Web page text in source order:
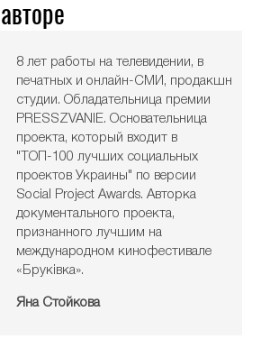
8 лет работы на телевидении, в
печатных и онлайн-СМИ, продакшн
студии. Обладательница премии
PRESSZVANIE. Основательница
проекта, который входит в
"ТОП-100 лучших социальных
проектов Украины" по версии
Social Project Awards. Авторка
документального проекта,
признанного лучшим на
международном кинофестивале
«Бруківка».
Яна Стойкова